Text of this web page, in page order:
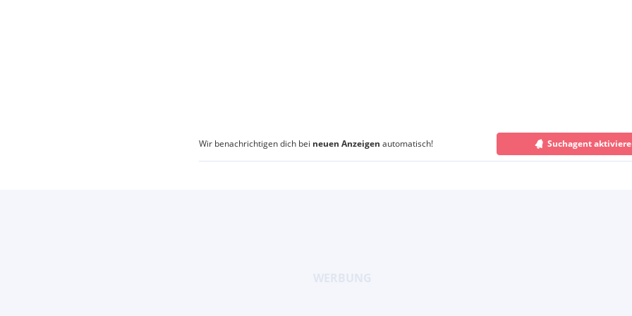
Wir benachrichtigen dich bei neuen Anzeigen automatisch! Suchagent